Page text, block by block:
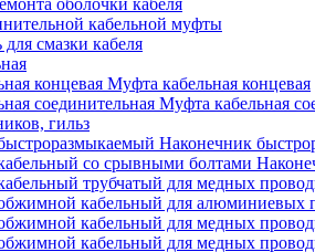
оболочки кабеля
кабельной муфты
смазки кабеля
Муфта кабельная концевая
Муфта кабельная
гильз
Наконечник